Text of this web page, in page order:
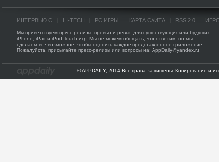
ИНТЕРВЬЮ С HI-TECH PC ИГРЫ КАРТА САЙТА RSS 2.0
Мы приветствуем пресс-релизы, превью и ревью для существующих или будущих
iPhone, iPad и iPod Touch игр. Мы не можем обещать, что ответим, но мы
сделаем все возможное, чтобы оценить каждое представленное приложение.
Пожалуйста, присылайте пресс-релизы или вопросы на: AppDaily@yandex.ru
© APPDAILY, 2014 Все права защищены. Копирование и